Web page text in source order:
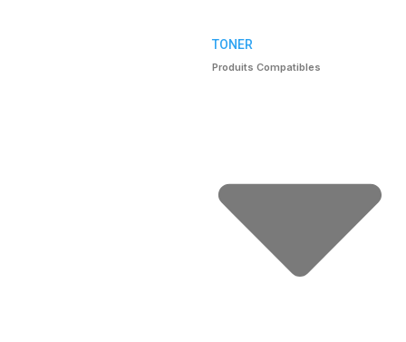
TONER
Produits Compatibles